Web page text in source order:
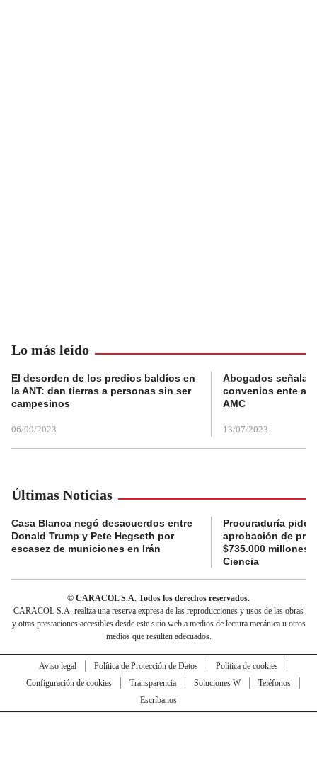
Lo más leído
El desorden de los predios baldíos en
la ANT: dan tierras a personas sin ser
campesinos
06/09/2023
Abogados
convenios ente
AMC
13/07/2023
Últimas Noticias
Casa Blanca negó desacuerdos entre
Donald Trump y Pete Hegseth por
escasez de municiones en Irán
Procuraduría pide
aprobación de
$735.000 millones
Ciencia
© CARACOL S.A. Todos los derechos reservados.
CARACOL S.A. realiza una reserva expresa de las reproducciones y usos de las obras
y otras prestaciones accesibles desde este sitio web a medios de lectura mecánica u otros
medios que resulten adecuados.
Aviso legal Política de Protección de Datos
Política de cookies
Configuración de cookies
Transparencia Soluciones W
Teléfonos
Escríbanos